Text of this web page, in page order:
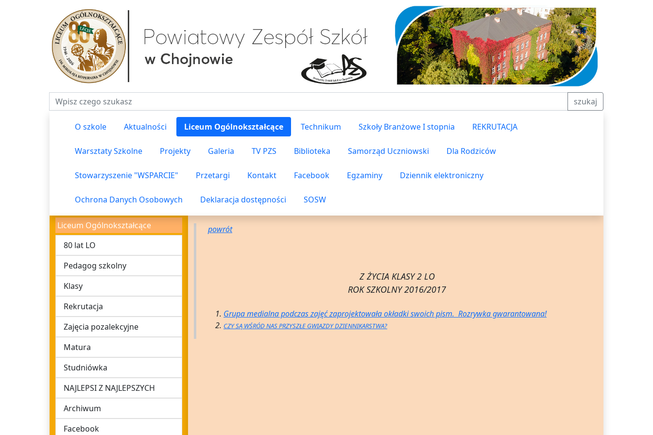
Fraza do wyszukiwania szukaj
O szkole Aktualności Liceum Ogólnokształcące Technikum Szkoły Branżowe I stopnia REKRUTACJA
Warsztaty Szkolne Projekty Galeria TV PZS Biblioteka Samorząd Uczniowski Dla Rodziców
Stowarzyszenie "WSPARCIE" Przetargi Kontakt Facebook Egzaminy Dziennik elektroniczny
Ochrona Danych Osobowych Deklaracja dostępności SOSW
Liceum Ogólnokształcące
80 lat LO
Pedagog szkolny
Klasy
Rekrutacja
Zajęcia pozalekcyjne
Matura
Studniówka
NAJLEPSI Z NAJLEPSZYCH
Archiwum
Facebook
powrót
Z ŻYCIA KLASY 2 LO
ROK SZKOLNY 2016/2017
Grupa medialna podczas zajęć zaprojektowała okładki swoich pism. Rozrywka gwarantowana!
CZY SĄ WŚRÓD NAS PRZYSZŁE GWIAZDY DZIENNIKARSTWA?